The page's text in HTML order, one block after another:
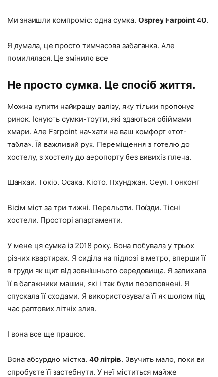
Ми знайшли компроміс: одна сумка. Osprey Farpoint 40.
Я думала, це просто тимчасова забаганка. Але
помилялася. Це змінило все.
Не просто сумка. Це спосіб життя.
Можна купити найкращу валізу, яку тільки пропонує
ринок. Існують сумки-тоути, які здаються обіймами
хмари. Але Farpoint начхати на ваш комфорт «тот-
табла». Їй важливий рух. Переміщення з готелю до
хостелу, з хостелу до аеропорту без вивихів плеча.
Шанхай. Токіо. Осака. Кіото. Пхунджан. Сеул. Гонконг.
Вісім міст за три тижні. Перельоти. Поїзди. Тісні
хостели. Просторі апартаменти.
У мене ця сумка із 2018 року. Вона побувала у трьох
різних квартирах. Я сиділа на підлозі в метро, ​​вперши її
в груди як щит від зовнішнього середовища. Я запихала
її в багажники машин, які і так були переповнені. Я
спускала її сходами. Я використовувала її як шолом під
час раптових літніх злив.
І вона все ще працює.
Вона абсурдно містка. 40 літрів. Звучить мало, поки ви
спробуєте її застебнути. У неї міститься майже